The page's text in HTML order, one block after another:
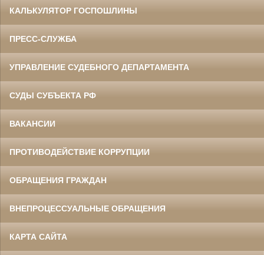
КАЛЬКУЛЯТОР ГОСПОШЛИНЫ
ПРЕСС-СЛУЖБА
УПРАВЛЕНИЕ СУДЕБНОГО ДЕПАРТАМЕНТА
СУДЫ СУБЪЕКТА РФ
ВАКАНСИИ
ПРОТИВОДЕЙСТВИЕ КОРРУПЦИИ
ОБРАЩЕНИЯ ГРАЖДАН
ВНЕПРОЦЕССУАЛЬНЫЕ ОБРАЩЕНИЯ
КАРТА САЙТА